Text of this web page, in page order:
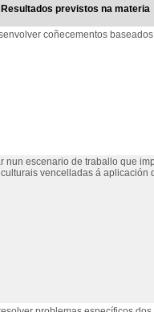
Resultados previstos na materia
coñecementos
nun escenario de traballo que
vencelladas á aplicación